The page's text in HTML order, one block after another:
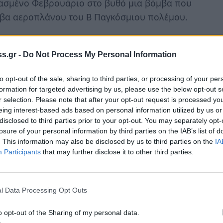
- Do Not Process My Personal Information
opt-out of the sale, sharing to third parties, or processing of your
for targeted advertising by us, please use the below opt-out
selection. Please note that after your opt-out request is processed
interest-based ads based on personal information utilized by us
to third parties prior to your opt-out. You may separately
of your personal information by third parties on the IAB’s list of
This information may also be disclosed by us to third parties on the
Participants that may further disclose it to other third parties.
Data Processing Opt Outs
opt-out of the Sharing of my personal data.
Φεβρουάριο στο βυθό μια βόμβα που
αεροπλάνου του Β Παγκόσμιου πολέμου.
η βόμβα ήταν ενεργή, γι’ αυτό και η
έκρηξη.
15 μέτρων μισό ναυτικό μίλι δυτικά